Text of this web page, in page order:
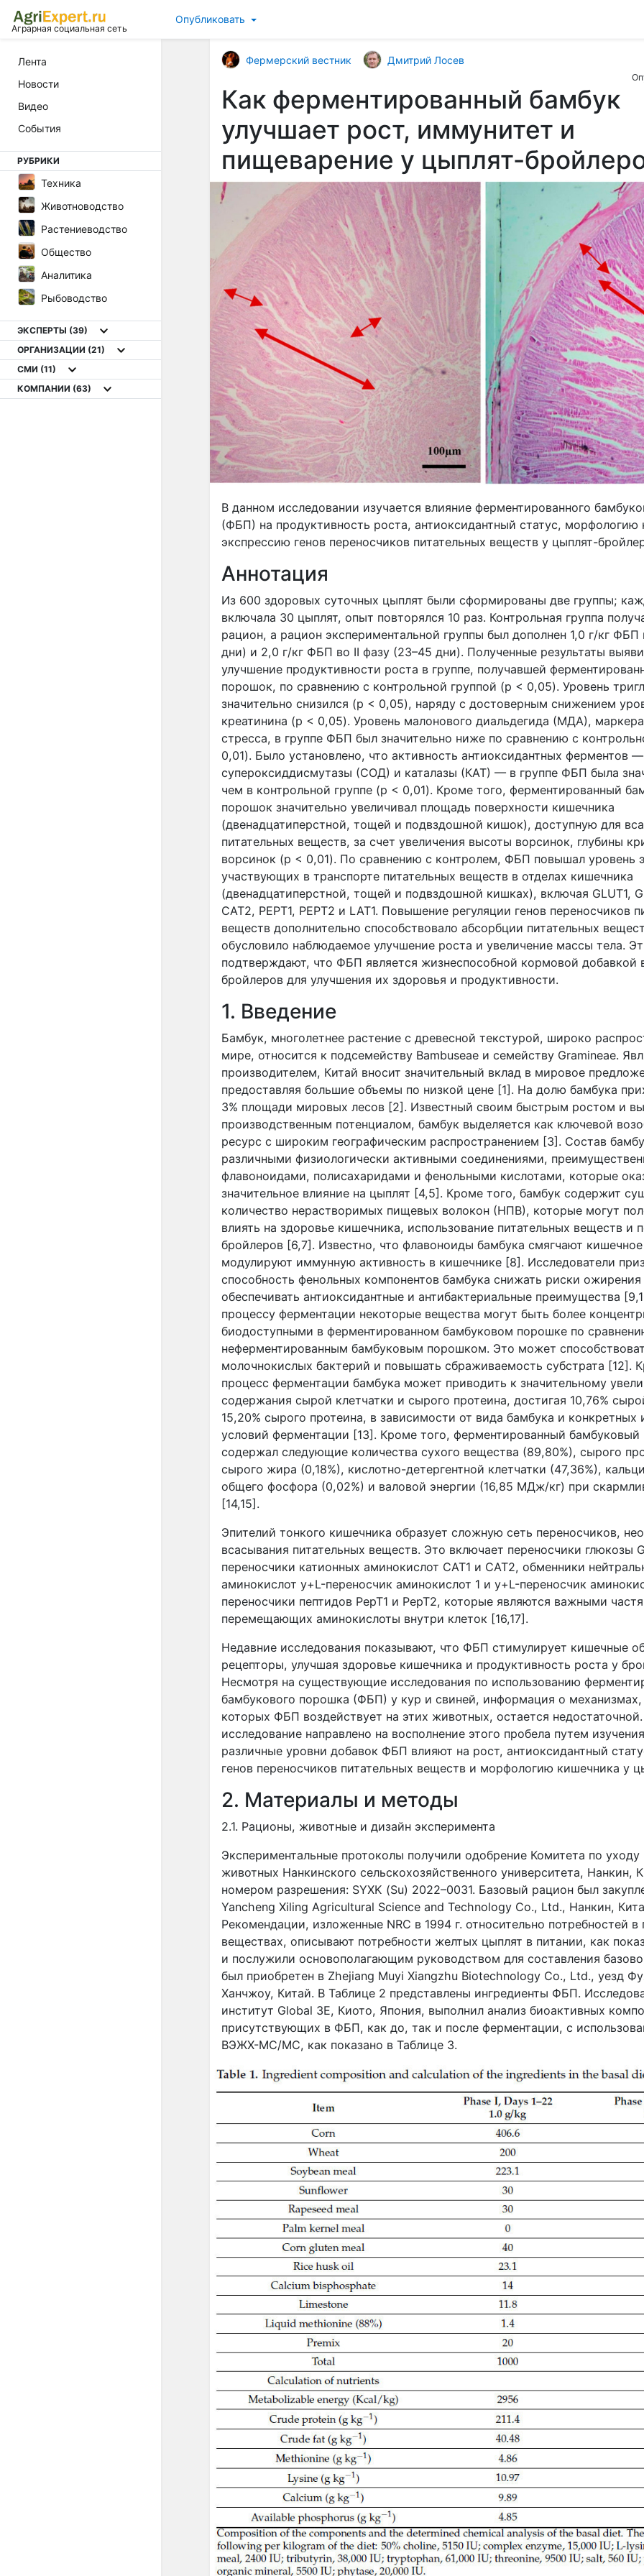
Аграрная социальная сеть
Опубликовать
Лента
Новости
Видео
События
РУБРИКИ
Техника
Животноводство
Растениеводство
Общество
Аналитика
Рыбоводство
ЭКСПЕРТЫ (39)
ОРГАНИЗАЦИИ (21)
СМИ (11)
КОМПАНИИ (63)
Фермерский вестник Дмитрий Лосев
Как ферментированный бамбук
улучшает рост, иммунитет и
пищеварение у цыплят-
В данном исследовании изучается влияние ферментированного
(ФБП) на продуктивность роста, антиоксидантный статус, морфологию
экспрессию генов переносчиков питательных веществ у цыплят-
Аннотация
Из 600 здоровых суточных цыплят были сформированы две группы;
включала 30 цыплят, опыт повторялся 10 раз. Контрольная группа
рацион, а рацион экспериментальной группы был дополнен 1,0 г/кг ФБП
дни) и 2,0 г/кг ФБП во II фазу (23–45 дни). Полученные результаты
улучшение продуктивности роста в группе, получавшей
порошок, по сравнению с контрольной группой (p < 0,05). Уровень
значительно снизился (p < 0,05), наряду с достоверным снижением
креатинина (p < 0,05). Уровень малонового диальдегида (МДА),
стресса, в группе ФБП был значительно ниже по сравнению с
0,01). Было установлено, что активность антиоксидантных ферментов —
супероксиддисмутазы (СОД) и каталазы (КАТ) — в группе ФБП была
чем в контрольной группе (p < 0,01). Кроме того, ферментированный
порошок значительно увеличивал площадь поверхности кишечника
(двенадцатиперстной, тощей и подвздошной кишок), доступную для
питательных веществ, за счет увеличения высоты ворсинок, глубины
ворсинок (p < 0,01). По сравнению с контролем, ФБП повышал уровень
участвующих в транспорте питательных веществ в отделах кишечника
(двенадцатиперстной, тощей и подвздошной кишках), включая GLUT1,
CAT2, PEPT1, PEPT2 и LAT1. Повышение регуляции генов переносчиков
веществ дополнительно способствовало абсорбции питательных
обусловило наблюдаемое улучшение роста и увеличение массы тела.
подтверждают, что ФБП является жизнеспособной кормовой добавкой
бройлеров для улучшения их здоровья и продуктивности.
1. Введение
Бамбук, многолетнее растение с древесной текстурой, широко
мире, относится к подсемейству Bambuseae и семейству Gramineae.
производителем, Китай вносит значительный вклад в мировое
предоставляя большие объемы по низкой цене [1]. На долю бамбука
3% площади мировых лесов [2]. Известный своим быстрым ростом и
производственным потенциалом, бамбук выделяется как ключевой
ресурс с широким географическим распространением [3]. Состав
различными физиологически активными соединениями,
флавоноидами, полисахаридами и фенольными кислотами, которые
значительное влияние на цыплят [4,5]. Кроме того, бамбук содержит
количество нерастворимых пищевых волокон (НПВ), которые могут
влиять на здоровье кишечника, использование питательных веществ и
бройлеров [6,7]. Известно, что флавоноиды бамбука смягчают
модулируют иммунную активность в кишечнике [8]. Исследователи
способность фенольных компонентов бамбука снижать риски
обеспечивать антиоксидантные и антибактериальные преимущества
процессу ферментации некоторые вещества могут быть более
биодоступными в ферментированном бамбуковом порошке по
неферментированным бамбуковым порошком. Это может
молочнокислых бактерий и повышать сбраживаемость субстрата [12].
процесс ферментации бамбука может приводить к значительному
содержания сырой клетчатки и сырого протеина, достигая 10,76%
15,20% сырого протеина, в зависимости от вида бамбука и конкретных
условий ферментации [13]. Кроме того, ферментированный
содержал следующие количества сухого вещества (89,80%), сырого
сырого жира (0,18%), кислотно-детергентной клетчатки (47,36%),
общего фосфора (0,02%) и валовой энергии (16,85 МДж/кг) при
[14,15].
Эпителий тонкого кишечника образует сложную сеть переносчиков,
всасывания питательных веществ. Это включает переносчики глюкозы
переносчики катионных аминокислот CAT1 и CAT2, обменники
аминокислот y+L-переносчик аминокислот 1 и y+L-переносчик
переносчики пептидов PepT1 и PepT2, которые являются важными
перемещающих аминокислоты внутри клеток [16,17].
Недавние исследования показывают, что ФБП стимулирует кишечные
рецепторы, улучшая здоровье кишечника и продуктивность роста у
Несмотря на существующие исследования по использованию
бамбукового порошка (ФБП) у кур и свиней, информация о
которых ФБП воздействует на этих животных, остается
исследование направлено на восполнение этого пробела путем
различные уровни добавок ФБП влияют на рост, антиоксидантный
генов переносчиков питательных веществ и морфологию кишечника у
2. Материалы и методы
2.1. Рационы, животные и дизайн эксперимента
Экспериментальные протоколы получили одобрение Комитета по
животных Нанкинского сельскохозяйственного университета, Нанкин,
номером разрешения: SYXK (Su) 2022–0031. Базовый рацион был
Yancheng Xiling Agricultural Science and Technology Co., Ltd., Нанкин,
Рекомендации, изложенные NRC в 1994 г. относительно потребностей в
веществах, описывают потребности желтых цыплят в питании, как
и послужили основополагающим руководством для составления
был приобретен в Zhejiang Muyi Xiangzhu Biotechnology Co., Ltd., уезд
Ханчжоу, Китай. В Таблице 2 представлены ингредиенты ФБП.
институт Global 3E, Киото, Япония, выполнил анализ биоактивных
присутствующих в ФБП, как до, так и после ферментации, с
ВЭЖХ-МС/МС, как показано в Таблице 3.